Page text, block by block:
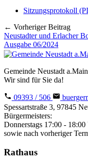
Sitzungsprotokoll
← Vorheriger Beitrag
Neustadter und Erlacher
Ausgabe 06/2024
Gemeinde Neustadt
Wir sind für Sie da!
09393 / 506
Spessartstraße 3, 97845
Bürgermeisters:
Donnerstags 17:00 - 18:00
sowie nach vorheriger
Rathaus